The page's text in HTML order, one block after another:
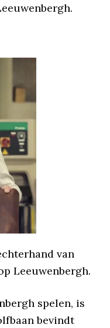
van
Leeuwenbergh.
spelen, is
bevindt